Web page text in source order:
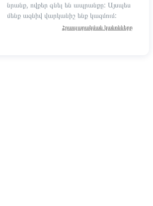
նրանք, ովքեր գնել են ապրանքը: Այսպես
մենք ազնիվ վարկանիշ ենք կազմում:
Հրապարակման կանոնները